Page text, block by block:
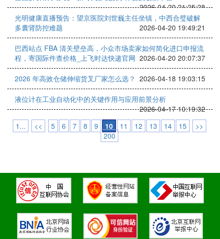
2026-04-20 21:25:28
光明健康直播预告：望京医院刘世巍主任坐镇，中西合璧破解
多囊肾防控难题
2026-04-20 19:49:21
巴西站点 FBA 清关壁垒高，小众市场卖家如何简化进口申报流
程，寄国际件查价格_上飞时达快递官网 2026-04-20 20:07:37
2026 年高效仓储伸缩货叉厂家怎么选？ 2026-04-18 19:03:15
液位计在工业自动化中的关键作用与应用前景分析
2026-04-17 10:19:32
1...
<< 5 6 7 8 9 10 11 12 13 14 15
>>
200